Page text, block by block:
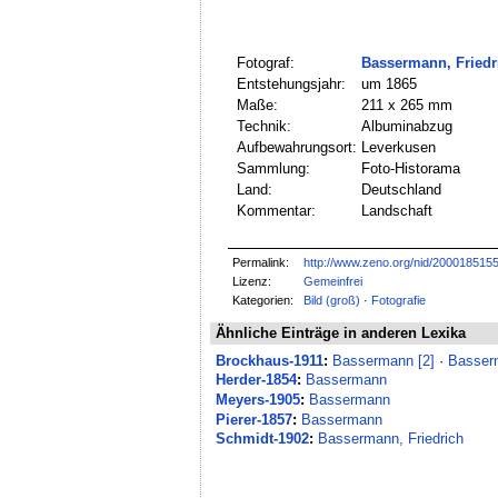
Fotograf:
Bassermann,
Entstehungsjahr:
um 1865
Maße:
211 x 265 mm
Technik:
Albuminabzug
Aufbewahrungsort: Leverkusen
Sammlung:
Foto-Historama
Land:
Deutschland
Kommentar:
Landschaft
Permalink:
http://www.zeno.org/nid/
Lizenz:
Gemeinfrei
Kategorien:
Bild (groß) · Fotografie
Ähnliche Einträge in anderen Lexika
Brockhaus-1911: Bassermann [2] ·
Herder-1854: Bassermann
Meyers-1905: Bassermann
Pierer-1857: Bassermann
Schmidt-1902: Bassermann, Friedrich